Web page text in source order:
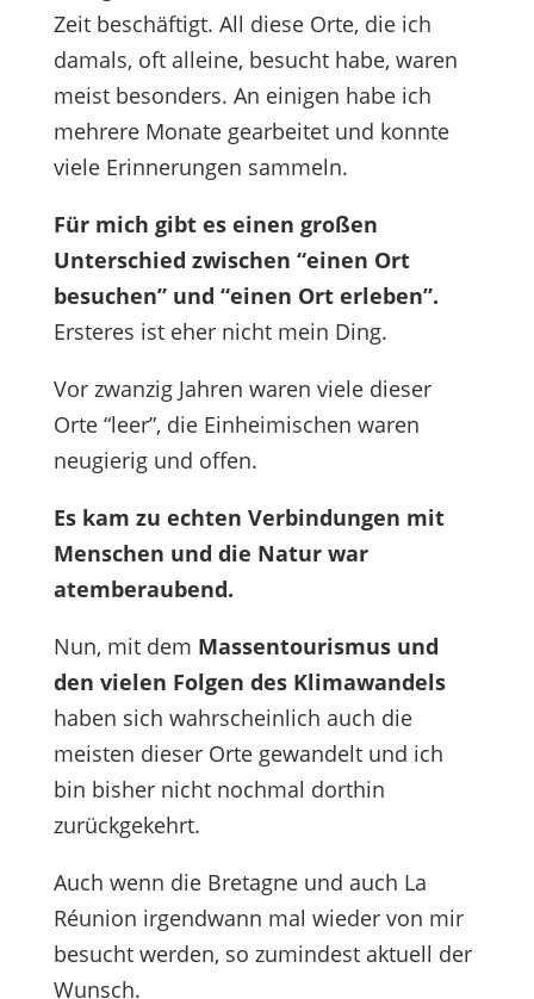
Zeit beschäftigt. All diese Orte, die ich
damals, oft alleine, besucht habe, waren
meist besonders. An einigen habe ich
mehrere Monate gearbeitet und konnte
viele Erinnerungen sammeln.
Für mich gibt es einen großen
Unterschied zwischen “einen Ort
besuchen” und “einen Ort erleben”.
Ersteres ist eher nicht mein Ding.
Vor zwanzig Jahren waren viele dieser
Orte “leer”, die Einheimischen waren
neugierig und offen.
Es kam zu echten Verbindungen mit
Menschen und die Natur war
atemberaubend.
Nun, mit dem Massentourismus und
den vielen Folgen des Klimawandels
haben sich wahrscheinlich auch die
meisten dieser Orte gewandelt und ich
bin bisher nicht nochmal dorthin
zurückgekehrt.
Auch wenn die Bretagne und auch La
Réunion irgendwann mal wieder von mir
besucht werden, so zumindest aktuell der
Wunsch.